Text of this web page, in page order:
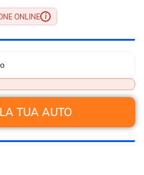
ONLINE i
TUA AUTO